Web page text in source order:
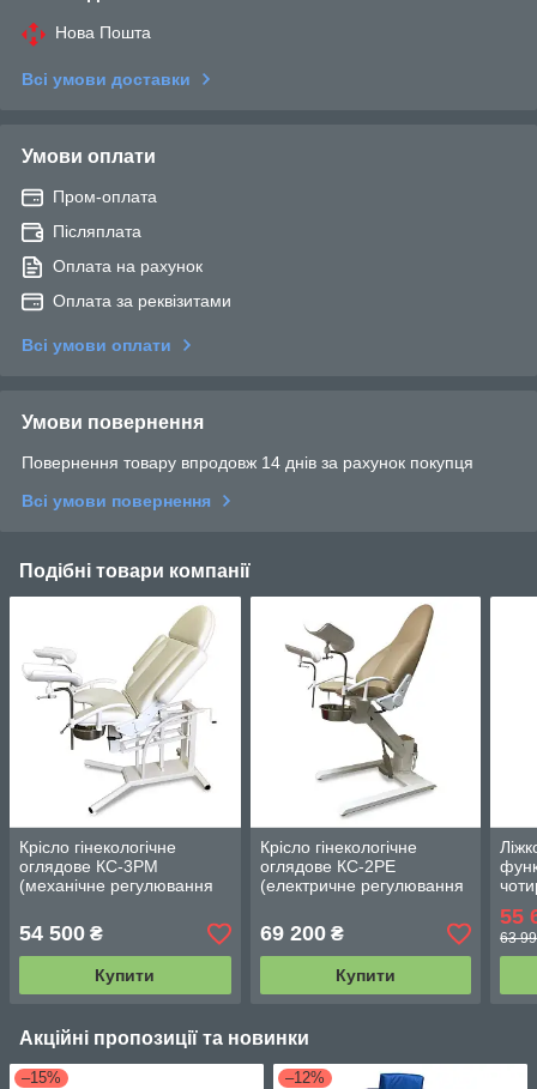
Нова Пошта
Всі умови доставки
Умови оплати
Пром-оплата
Післяплата
Оплата на рахунок
Оплата за реквізитами
Всі умови оплати
Умови повернення
Повернення товару впродовж 14 днів за рахунок покупця
Всі умови повернення
Подібні товари компанії
Крісло гінекологічне
оглядове КС-3РМ
(механічне регулювання
54 500 ₴
Купити
Крісло гінекологічне
оглядове КС-2РЕ
(електричне регулювання
69 200₴
Купити
e3s
55
63
Акційні пропозиції та новинки
–15% –12%